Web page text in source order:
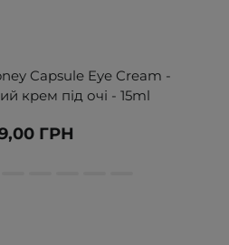
Capsule Eye Cream -
крем під очі - 15ml
ГРН